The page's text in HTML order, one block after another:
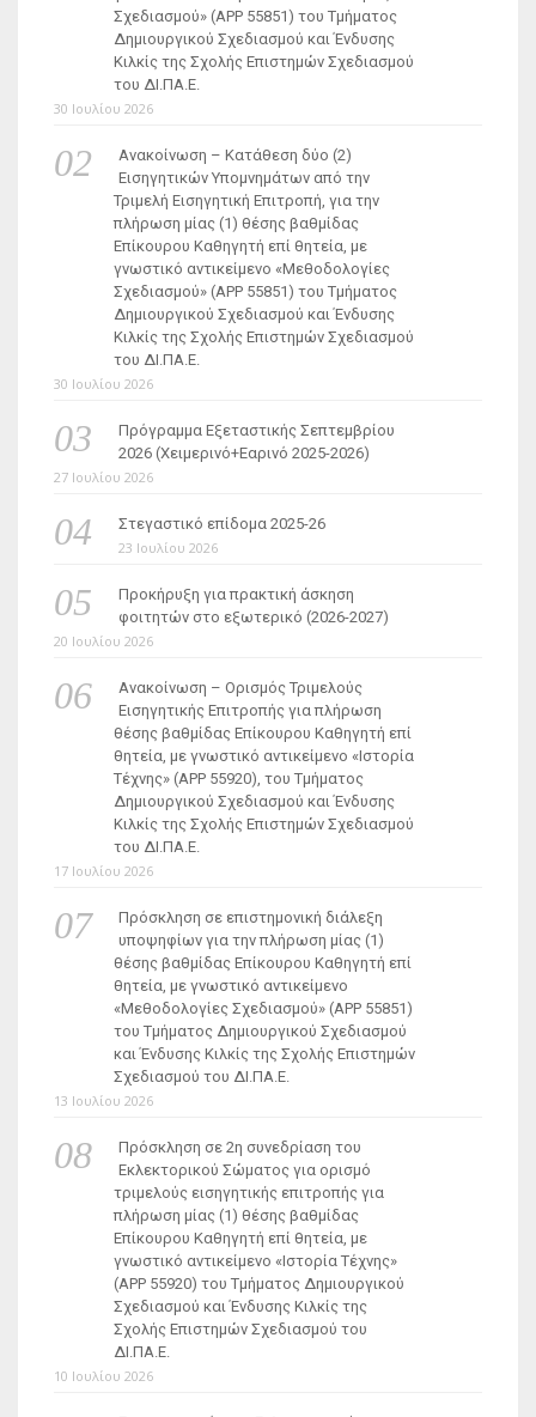
Σχεδιασμού» (ΑΡΡ 55851) του Τμήματος
Δημιουργικού Σχεδιασμού και Ένδυσης
Κιλκίς της Σχολής Επιστημών Σχεδιασμού
του ΔΙ.ΠΑ.Ε.
30 Ιουλίου 2026
Ανακοίνωση – Κατάθεση δύο (2)
Εισηγητικών Υπομνημάτων από την
Τριμελή Εισηγητική Επιτροπή, για την
πλήρωση μίας (1) θέσης βαθμίδας
Επίκουρου Καθηγητή επί θητεία, με
γνωστικό αντικείμενο «Μεθοδολογίες
Σχεδιασμού» (ΑΡΡ 55851) του Τμήματος
Δημιουργικού Σχεδιασμού και Ένδυσης
Κιλκίς της Σχολής Επιστημών Σχεδιασμού
του ΔΙ.ΠΑ.Ε.
30 Ιουλίου 2026
Πρόγραμμα Εξεταστικής Σεπτεμβρίου
2026 (Χειμερινό+Εαρινό 2025-2026)
27 Ιουλίου 2026
Στεγαστικό επίδομα 2025-26
23 Ιουλίου 2026
Προκήρυξη για πρακτική άσκηση
φοιτητών στο εξωτερικό (2026-2027)
20 Ιουλίου 2026
Ανακοίνωση – Ορισμός Τριμελούς
Εισηγητικής Επιτροπής για πλήρωση
θέσης βαθμίδας Επίκουρου Καθηγητή επί
θητεία, με γνωστικό αντικείμενο «Ιστορία
Τέχνης» (ΑΡΡ 55920), του Τμήματος
Δημιουργικού Σχεδιασμού και Ένδυσης
Κιλκίς της Σχολής Επιστημών Σχεδιασμού
του ΔΙ.ΠΑ.Ε.
17 Ιουλίου 2026
Πρόσκληση σε επιστημονική διάλεξη
υποψηφίων για την πλήρωση μίας (1)
θέσης βαθμίδας Επίκουρου Καθηγητή επί
θητεία, με γνωστικό αντικείμενο
«Μεθοδολογίες Σχεδιασμού» (ΑΡΡ 55851)
του Τμήματος Δημιουργικού Σχεδιασμού
και Ένδυσης Κιλκίς της Σχολής Επιστημών
Σχεδιασμού του ΔΙ.ΠΑ.Ε.
13 Ιουλίου 2026
Πρόσκληση σε 2η συνεδρίαση του
Εκλεκτορικού Σώματος για ορισμό
τριμελούς εισηγητικής επιτροπής για
πλήρωση μίας (1) θέσης βαθμίδας
Επίκουρου Καθηγητή επί θητεία, με
γνωστικό αντικείμενο «Ιστορία Τέχνης»
(ΑΡΡ 55920) του Τμήματος Δημιουργικού
Σχεδιασμού και Ένδυσης Κιλκίς της
Σχολής Επιστημών Σχεδιασμού του
ΔΙ.ΠΑ.Ε.
10 Ιουλίου 2026